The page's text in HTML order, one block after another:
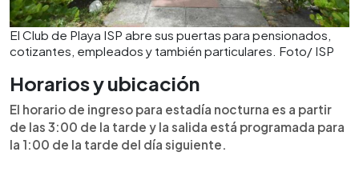
El Club de Playa ISP abre sus puertas para pensionados,
cotizantes, empleados y también particulares. Foto/ ISP
Horarios y ubicación
El horario de ingreso para estadía nocturna es a partir
de las 3:00 de la tarde y la salida está programada para
la 1:00 de la tarde del día siguiente.